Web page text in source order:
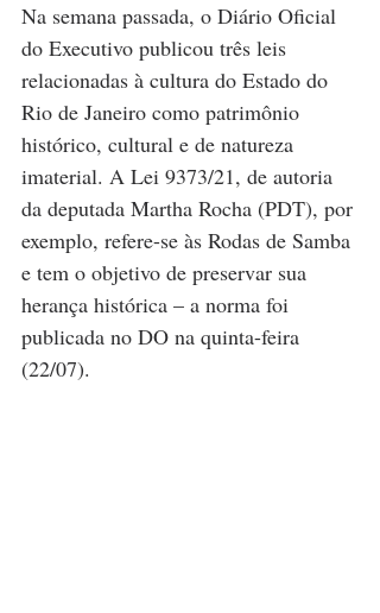
Na semana passada, o Diário Oficial
do Executivo publicou três leis
relacionadas à cultura do Estado do
Rio de Janeiro como patrimônio
histórico, cultural e de natureza
imaterial. A Lei 9373/21, de autoria
da deputada Martha Rocha (PDT), por
exemplo, refere-se às Rodas de Samba
e tem o objetivo de preservar sua
herança histórica – a norma foi
publicada no DO na quinta-feira
(22/07).